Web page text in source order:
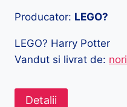
Producator: LEGO?
LEGO? Harry Potter
Vandut si livrat de:
Detalii